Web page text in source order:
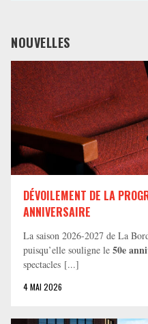
NOUVELLES
DÉVOILEMENT DE LA
ANNIVERSAIRE
La saison 2026-2027 de La
puisqu’elle souligne le 50e
spectacles [...]
4 MAI 2026